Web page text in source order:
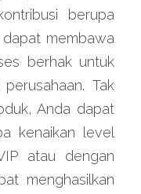
berupa
membawa
berhak untuk
Tak
Anda dapat
kenaikan level
atau dengan